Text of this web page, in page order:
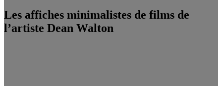
Les affiches minimalistes de films de
l’artiste Dean Walton